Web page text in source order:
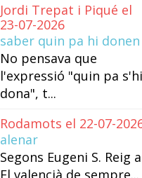
Jordi Trepat i Piqué el
23-07-2026
saber quin pa hi donen
No pensava que
l'expressió "quin pa s'hi
dona", t...
Rodamots el 22-07-
alenar
Segons Eugeni S. Reig a